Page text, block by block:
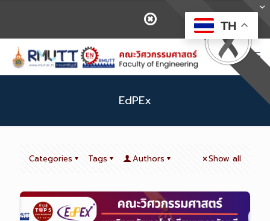
EdPEx
Categories Tags Authors Show all
TH